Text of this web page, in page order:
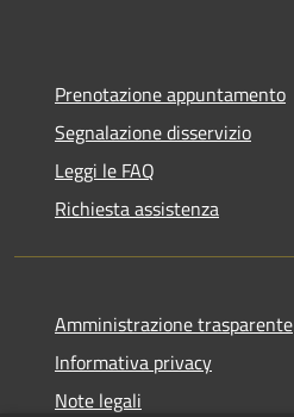
Prenotazione appuntamento
Segnalazione disservizio
Leggi le FAQ
Richiesta assistenza
Amministrazione trasparente
Informativa privacy
Note legali